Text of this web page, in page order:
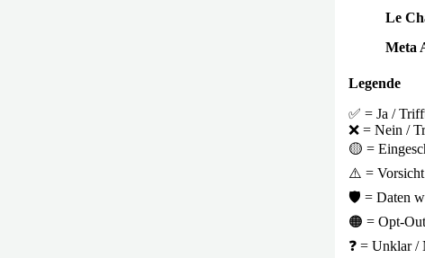
Le
Meta
Legende
✅ = Ja /
❌ = Nein /
🟡 =
⚠️ = Vorsicht
🛡️ = Daten
🟠 = Opt-
❓ = Unklar